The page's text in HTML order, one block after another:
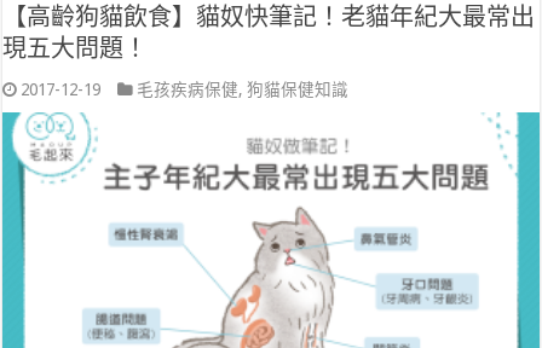
【高齡狗貓飲食】貓奴快筆記！老貓年紀大最常出
現五大問題！
2017-12-19 毛孩疾病保健,狗貓保健知識